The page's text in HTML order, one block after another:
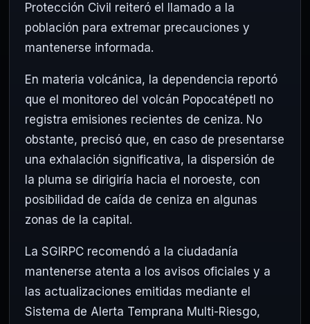
Protección Civil reiteró el llamado a la
población para extremar precauciones y
mantenerse informada.
En materia volcánica, la dependencia reportó
que el monitoreo del volcán Popocatépetl no
registra emisiones recientes de ceniza. No
obstante, precisó que, en caso de presentarse
una exhalación significativa, la dispersión de
la pluma se dirigiría hacia el noroeste, con
posibilidad de caída de ceniza en algunas
zonas de la capital.
La SGIRPC recomendó a la ciudadanía
mantenerse atenta a los avisos oficiales y a
las actualizaciones emitidas mediante el
Sistema de Alerta Temprana Multi-Riesgo,